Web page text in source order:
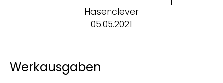
Hasenclever
05.05.2021
Werkausgaben